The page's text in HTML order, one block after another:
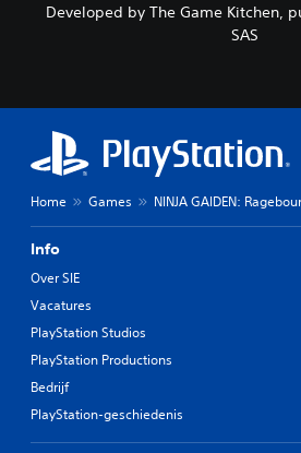
Developed by The Game Kitchen,
SAS
Home Games NINJA GAIDEN:
Info
Over SIE
Vacatures
PlayStation Studios
PlayStation Productions
Bedrijf
PlayStation-geschiedenis